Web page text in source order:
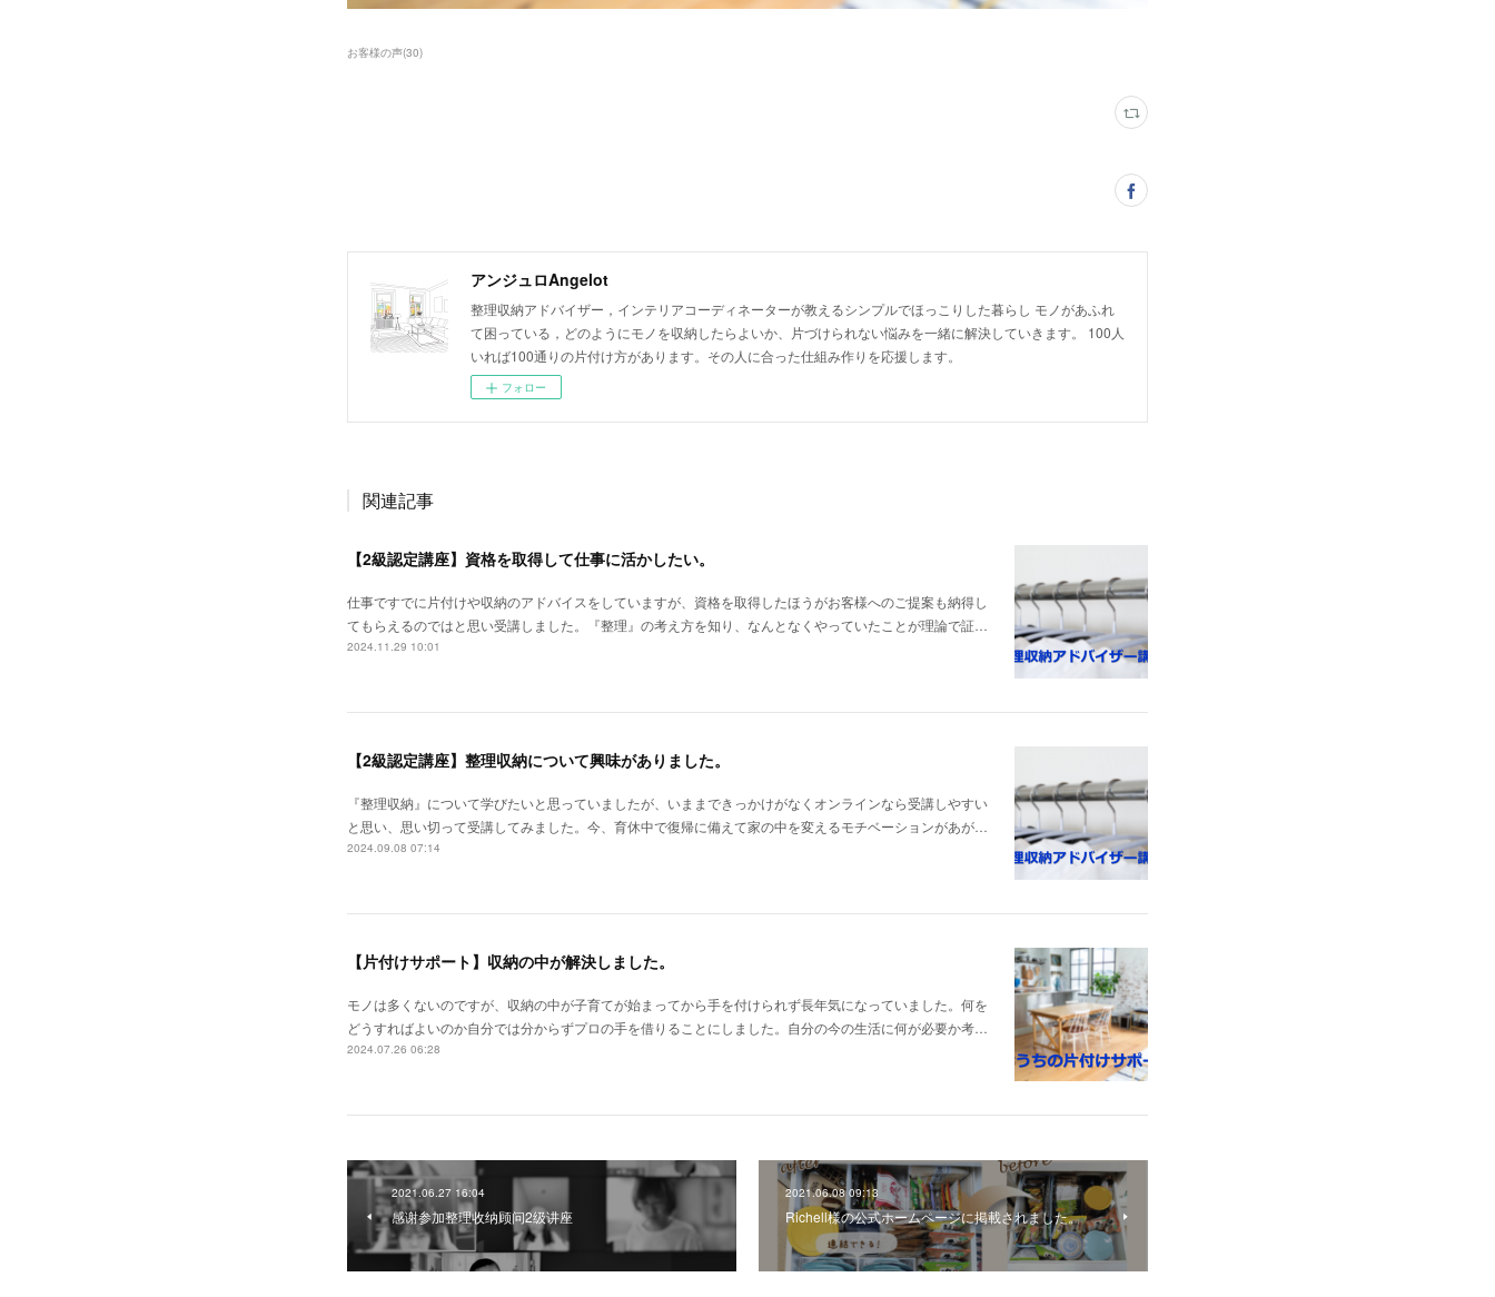
お客様の声(30)
アンジュロAngelot
整理収納アドバイザー，インテリアコーディネーターが教えるシンプルでほっこりした暮らし モノがあふれ
て困っている，どのようにモノを収納したらよいか、片づけられない悩みを一緒に解決していきます。 100人
いれば100通りの片付け方があります。その人に合った仕組み作りを応援します。
フォロー
関連記事
【2級認定講座】資格を取得して仕事に活かしたい。
仕事ですでに片付けや収納のアドバイスをしていますが、資格を取得したほうがお客様へのご提案も納得し
てもらえるのではと思い受講しました。『整理』の考え方を知り、なんとなくやっていたことが理論で証…
2024.11.29 10:01
【2級認定講座】整理収納について興味がありました。
『整理収納』について学びたいと思っていましたが、いままできっかけがなくオンラインなら受講しやすい
と思い、思い切って受講してみました。今、育休中で復帰に備えて家の中を変えるモチベーションがあが…
2024.09.08 07:14
【片付けサポート】収納の中が解決しました。
モノは多くないのですが、収納の中が子育てが始まってから手を付けられず長年気になっていました。何を
どうすればよいのか自分では分からずプロの手を借りることにしました。自分の今の生活に何が必要か考…
2024.07.26 06:28
2021.06.27 16:04
感谢参加整理收纳顾问2级讲座
2021.06.08 09:13
Richell様の公式ホームページに掲載されました。